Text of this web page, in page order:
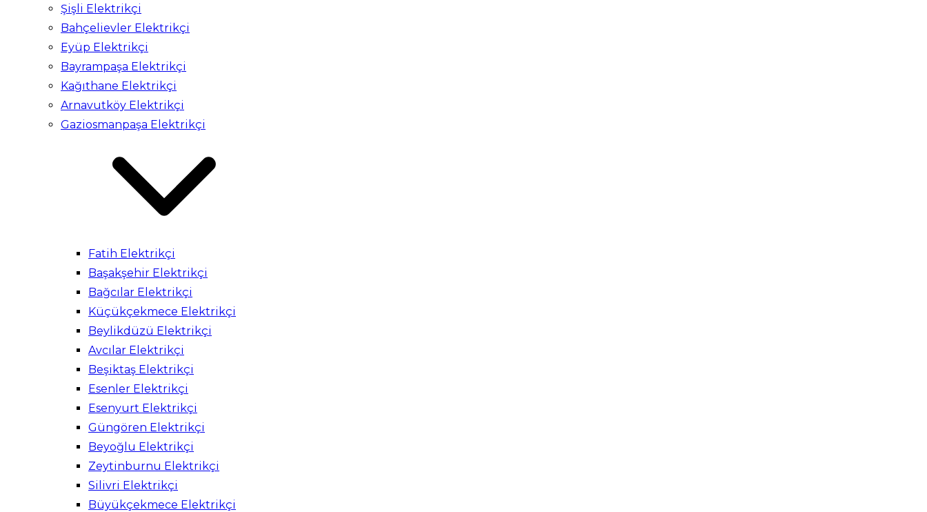
Şişli Elektrikçi
Bahçelievler Elektrikçi
Eyüp Elektrikçi
Bayrampaşa Elektrikçi
Kağıthane Elektrikçi
Arnavutköy Elektrikçi
Gaziosmanpaşa Elektrikçi
Fatih Elektrikçi
Başakşehir Elektrikçi
Bağcılar Elektrikçi
Küçükçekmece Elektrikçi
Beylikdüzü Elektrikçi
Avcılar Elektrikçi
Beşiktaş Elektrikçi
Esenler Elektrikçi
Esenyurt Elektrikçi
Güngören Elektrikçi
Beyoğlu Elektrikçi
Zeytinburnu Elektrikçi
Silivri Elektrikçi
Büyükçekmece Elektrikçi